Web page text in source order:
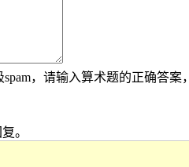
spam，请输入算术题的正确答案
。